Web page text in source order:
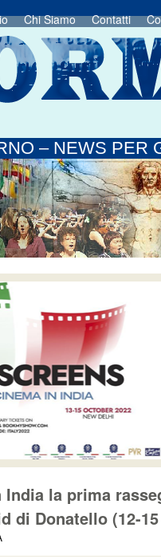
Chi Siamo Contatti
– NEWS PER
la prima
di Donatello (12-